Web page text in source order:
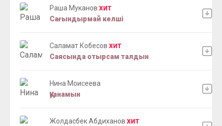
Раша Муканов ХИТ
Сағындырмай келші
Саламат Кобесов ХИТ
Саясында отырсам талдын
Нина Моисеева
Қуанамын
Жолдасбек Абдиханов ХИТ